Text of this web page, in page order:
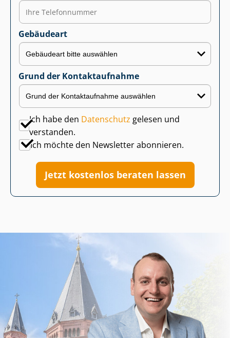
Gebäudeart
Grund der Kontaktaufnahme
Ich habe den Datenschutz gelesen und
verstanden.
Ich möchte den Newsletter abonnieren.
Jetzt kostenlos beraten lassen